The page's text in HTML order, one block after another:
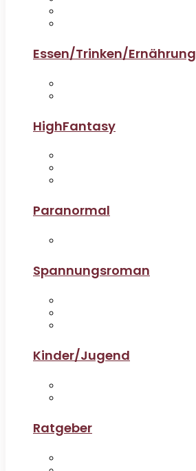
Essen/Trinken/Ernährung
HighFantasy
Paranormal
Spannungsroman
Kinder/Jugend
Ratgeber